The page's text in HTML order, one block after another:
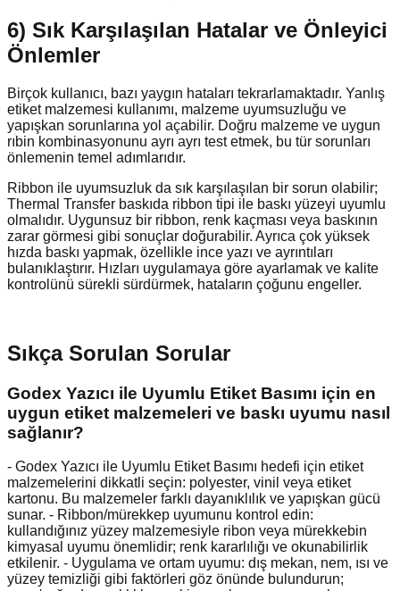
6) Sık Karşılaşılan Hatalar ve Önleyici
Önlemler
Birçok kullanıcı, bazı yaygın hataları tekrarlamaktadır. Yanlış
etiket malzemesi kullanımı, malzeme uyumsuzluğu ve
yapışkan sorunlarına yol açabilir. Doğru malzeme ve uygun
rıbin kombinasyonunu ayrı ayrı test etmek, bu tür sorunları
önlemenin temel adımlarıdır.
Ribbon ile uyumsuzluk da sık karşılaşılan bir sorun olabilir;
Thermal Transfer baskıda ribbon tipi ile baskı yüzeyi uyumlu
olmalıdır. Uygunsuz bir ribbon, renk kaçması veya baskının
zarar görmesi gibi sonuçlar doğurabilir. Ayrıca çok yüksek
hızda baskı yapmak, özellikle ince yazı ve ayrıntıları
bulanıklaştırır. Hızları uygulamaya göre ayarlamak ve kalite
kontrolünü sürekli sürdürmek, hataların çoğunu engeller.
Sıkça Sorulan Sorular
Godex Yazıcı ile Uyumlu Etiket Basımı için en
uygun etiket malzemeleri ve baskı uyumu nasıl
sağlanır?
- Godex Yazıcı ile Uyumlu Etiket Basımı hedefi için etiket
malzemelerini dikkatli seçin: polyester, vinil veya etiket
kartonu. Bu malzemeler farklı dayanıklılık ve yapışkan gücü
sunar. - Ribbon/mürekkep uyumunu kontrol edin:
kullandığınız yüzey malzemesiyle ribon veya mürekkebin
kimyasal uyumu önemlidir; renk kararlılığı ve okunabilirlik
etkilenir. - Uygulama ve ortam uyumu: dış mekan, nem, ısı ve
yüzey temizliği gibi faktörleri göz önünde bulundurun;